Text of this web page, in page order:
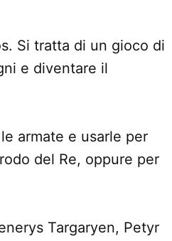
Si tratta di un gioco di
e diventare il
armate e usarle per
del Re, oppure per
Targaryen, Petyr